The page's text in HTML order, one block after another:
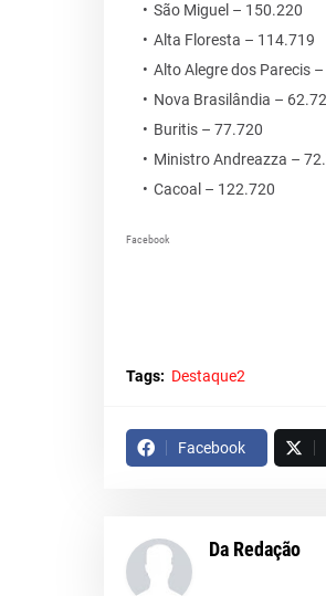
São Miguel – 150.220
Alta Floresta – 114.719
Alto Alegre dos Parecis
Nova Brasilândia –
Buritis – 77.720
Ministro Andreazza –
Cacoal – 122.720
Facebook
Tags: Destaque2
Facebook
Da Redação